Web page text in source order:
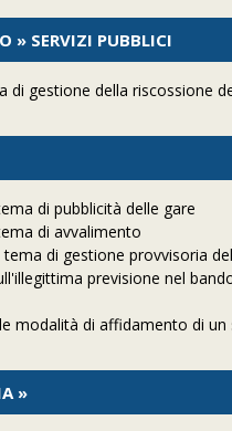
» SERVIZI PUBBLICI
di gestione della riscossione
di pubblicità delle gare
di avvalimento
tema di gestione provvisoria
previsione nel
modalità di affidamento di
»